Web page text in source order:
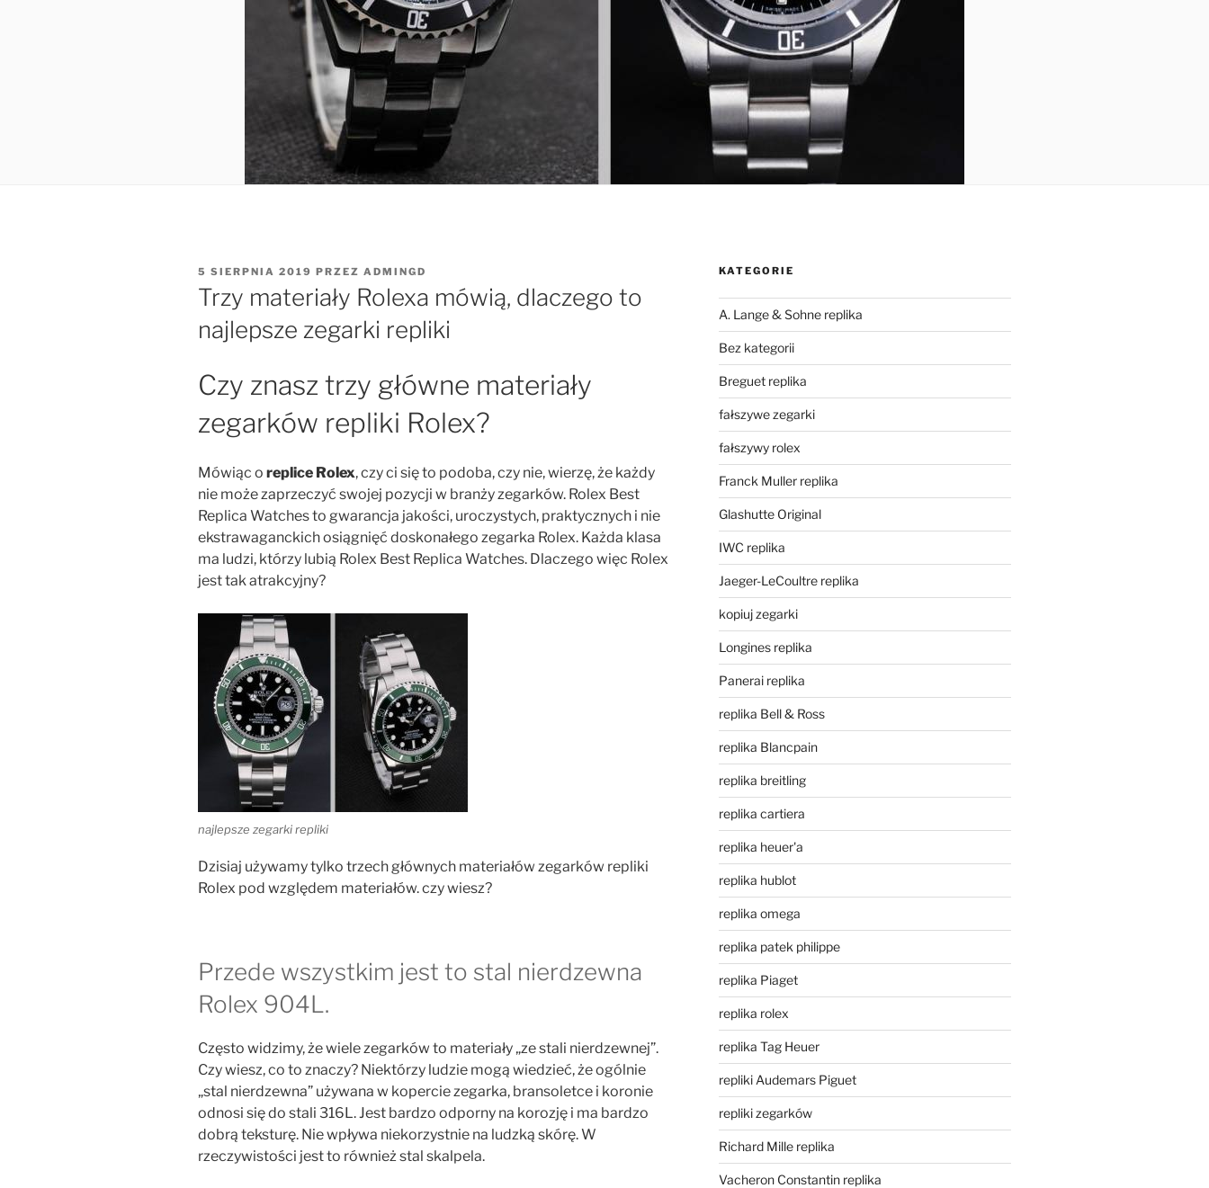
OPUBLIKOWANE
W
5 SIERPNIA 2019 PRZEZ ADMINGD
Trzy materiały Rolexa mówią, dlaczego to
najlepsze zegarki repliki
Czy znasz trzy główne materiały
zegarków repliki Rolex?
Mówiąc o replice Rolex, czy ci się to podoba, czy nie, wierzę, że każdy
nie może zaprzeczyć swojej pozycji w branży zegarków. Rolex Best
Replica Watches to gwarancja jakości, uroczystych, praktycznych i nie
ekstrawaganckich osiągnięć doskonałego zegarka Rolex. Każda klasa
ma ludzi, którzy lubią Rolex Best Replica Watches. Dlaczego więc Rolex
jest tak atrakcyjny?
najlepsze zegarki repliki
Dzisiaj używamy tylko trzech głównych materiałów zegarków repliki
Rolex pod względem materiałów. czy wiesz?
Przede wszystkim jest to stal nierdzewna
Rolex 904L.
Często widzimy, że wiele zegarków to materiały „ze stali nierdzewnej”.
Czy wiesz, co to znaczy? Niektórzy ludzie mogą wiedzieć, że ogólnie
„stal nierdzewna” używana w kopercie zegarka, bransoletce i koronie
odnosi się do stali 316L. Jest bardzo odporny na korozję i ma bardzo
dobrą teksturę. Nie wpływa niekorzystnie na ludzką skórę. W
rzeczywistości jest to również stal skalpela.
KATEGORIE
A. Lange & Sohne replika
Bez kategorii
Breguet replika
fałszywe zegarki
fałszywy rolex
Franck Muller replika
Glashutte Original
IWC replika
Jaeger-LeCoultre replika
kopiuj zegarki
Longines replika
Panerai replika
replika Bell & Ross
replika Blancpain
replika breitling
replika cartiera
replika heuer'a
replika hublot
replika omega
replika patek philippe
replika Piaget
replika rolex
replika Tag Heuer
repliki Audemars Piguet
repliki zegarków
Richard Mille replika
Vacheron Constantin replika